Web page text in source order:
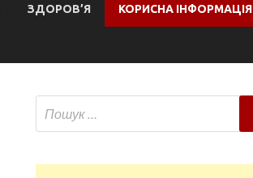
ЗДОРОВ’Я КОРИСНА ІНФОРМАЦІЯ